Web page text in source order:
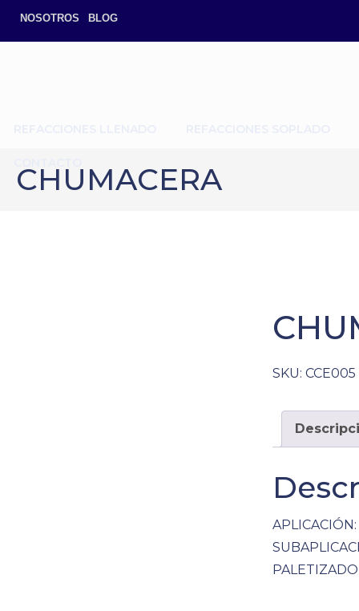
NOSOTROS BLOG
CHUMACERA
SKU: CCE005